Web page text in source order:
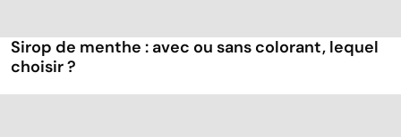
Sirop de menthe : avec ou sans colorant, lequel
choisir ?